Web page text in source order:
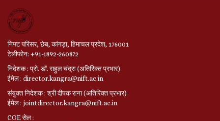
निफ्ट परिसर, छेब, कांगड़ा, हिमाचल प्रदेश, 176001
टेलीफोन: +91-1892-260872
निदेशक : प्रो. डॉ. राहुल चंद्रा (अतिरिक्त प्रभार)
ईमेल : director.kangra@nift.ac.in
संयुक्त निदेशक : श्री दीपक राना (अतिरिक्त प्रभार)
ईमेल : jointdirector.kangra@nift.ac.in
COE सेल :